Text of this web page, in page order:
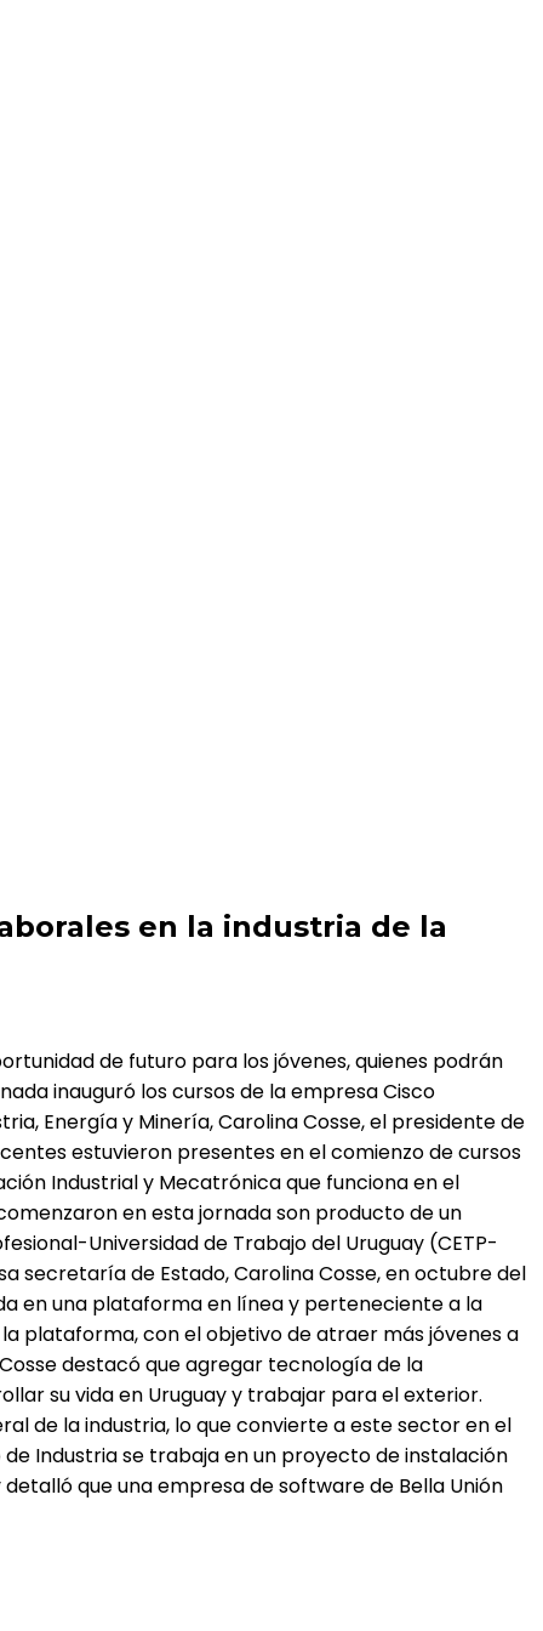
en la industria de la
de futuro para los jóvenes, quienes podrán
inauguró los cursos de la empresa Cisco
Energía y Minería, Carolina Cosse, el presidente de
estuvieron presentes en el comienzo de cursos
Industrial y Mecatrónica que funciona en el
en esta jornada son producto de un
Universidad de Trabajo del Uruguay (CETP-
secretaría de Estado, Carolina Cosse, en octubre del
en una plataforma en línea y perteneciente a la
plataforma, con el objetivo de atraer más jóvenes a
destacó que agregar tecnología de la
su vida en Uruguay y trabajar para el exterior.
de la industria, lo que convierte a este sector en el
Industria se trabaja en un proyecto de instalación
que una empresa de software de Bella Unión